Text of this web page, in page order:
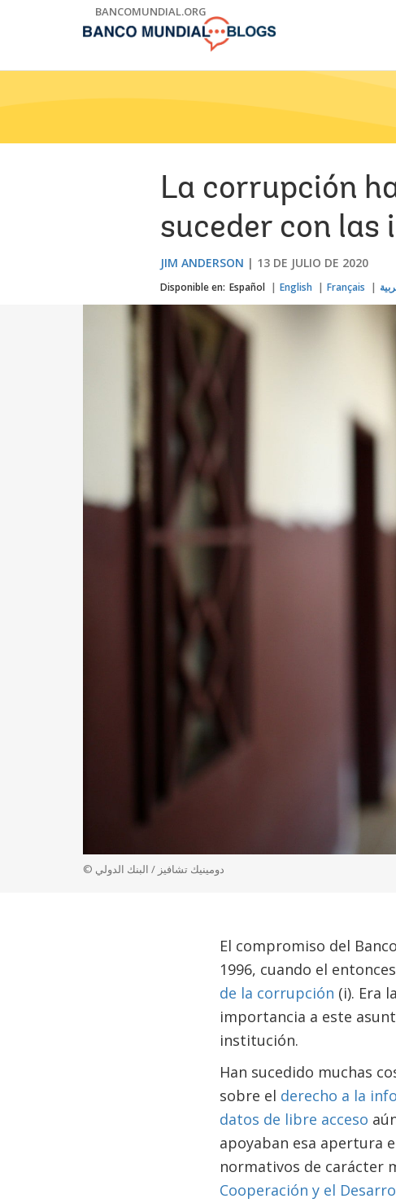
BANCOMUNDIAL.ORG
La corrupción
suceder con
JIM ANDERSON 13 DE JULIO DE 2020
Disponible en: Español English Français
© دومينيك تشافيز / البنك الدولي
El compromiso del
1996, cuando el
de la corrupción (i). Era
importancia a este
institución.
Han sucedido muchas
sobre el derecho a la
datos de libre acceso
apoyaban esa apertura
normativos de carácter
Cooperación y el